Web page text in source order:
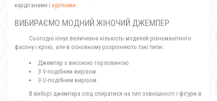
кардіганами і куртками.
ВИБИРАЄМО МОДНИЙ ЖІНОЧИЙ ДЖЕМПЕР
Сьогодні існує величезна кількість моделей різноманітного
фасону і крою, але в основному розрізняють такі типи:
Джемпер з високою горловиною.
З V-подібним вирізом.
З U-подібним вирізом.
В виборі джемпера слід спиратися на тип зовнішності і фігури в